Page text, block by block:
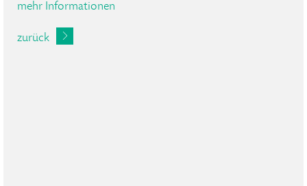
mehr Informationen
zurück